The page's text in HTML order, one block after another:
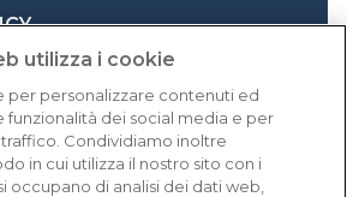
RAEE
utilizza i cookie
per personalizzare contenuti ed
funzionalità dei social media e per
Condividiamo inoltre
in cui utilizza il nostro sito con i
occupano di analisi dei dati web,